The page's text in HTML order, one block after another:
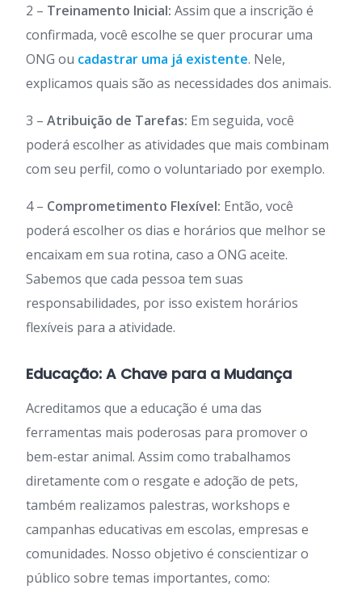
2 – Treinamento Inicial: Assim que a inscrição é
confirmada, você escolhe se quer procurar uma
ONG ou cadastrar uma já existente. Nele,
explicamos quais são as necessidades dos animais.
3 – Atribuição de Tarefas: Em seguida, você
poderá escolher as atividades que mais combinam
com seu perfil, como o voluntariado por exemplo.
4 – Comprometimento Flexível: Então, você
poderá escolher os dias e horários que melhor se
encaixam em sua rotina, caso a ONG aceite.
Sabemos que cada pessoa tem suas
responsabilidades, por isso existem horários
flexíveis para a atividade.
Educação: A Chave para a Mudança
Acreditamos que a educação é uma das
ferramentas mais poderosas para promover o
bem-estar animal. Assim como trabalhamos
diretamente com o resgate e adoção de pets,
também realizamos palestras, workshops e
campanhas educativas em escolas, empresas e
comunidades. Nosso objetivo é conscientizar o
público sobre temas importantes, como: